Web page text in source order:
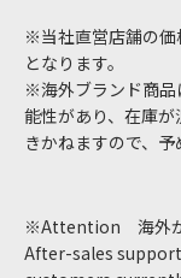
※当社直営店舗の価
となります。
※海外ブランド商品
能性があり、在庫
きかねますので、予
※Attention 海外か
After-sales